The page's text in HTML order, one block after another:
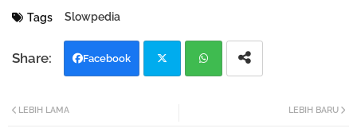
Tags Slowpedia
Facebook
LEBIH BARU
LEBIH LAMA